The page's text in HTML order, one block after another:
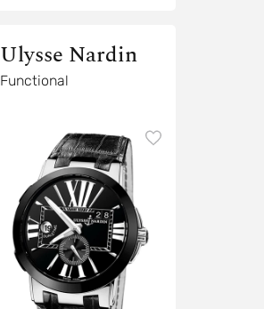
Ulysse Nardin
Functional